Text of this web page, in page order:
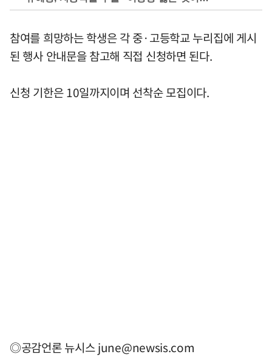
참여를 희망하는 학생은 각 중·고등학교 누리집에 게시
된 행사 안내문을 참고해 직접 신청하면 된다.
신청 기한은 10일까지이며 선착순 모집이다.
◎공감언론 뉴시스june@newsis.com